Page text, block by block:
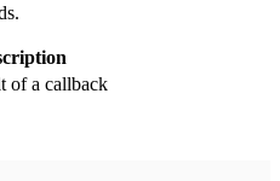
of a callback